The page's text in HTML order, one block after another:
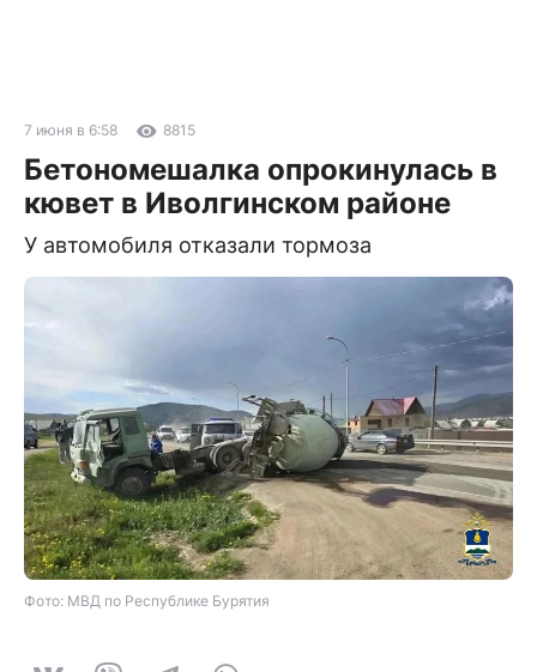
7 июня в 6:58 8815
Бетономешалка опрокинулась в
кювет в Иволгинском районе
У автомобиля отказали тормоза
Фото: МВД по Республике Бурятия